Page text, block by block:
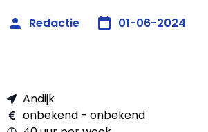
Redactie 01-06-2024
Andijk
onbekend - onbekend